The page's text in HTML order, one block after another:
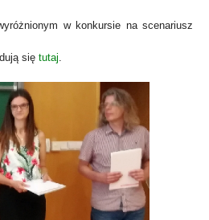
w kon­kur­sie na sce­na­riusz
się tutaj